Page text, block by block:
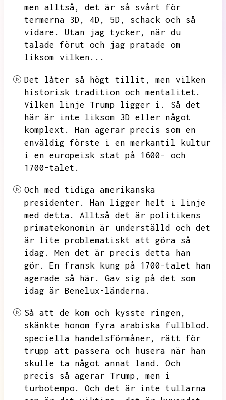
men alltså,
det är så svårt för
termerna 3D, 4D, 5D,
schack och så
vidare.
Utan jag tycker,
när du
talade förut och jag pratade om
liksom vilken...
Det låter så högt tillit,
men vilken
historisk tradition och mentalitet.
Vilken linje Trump ligger i.
Så det
här är inte liksom 3D eller något
komplext.
Han agerar precis som en
enväldig förste i en merkantil kultur
i en europeisk stat på 1600- och
1700-talet.
Och med tidiga amerikanska
presidenter.
Han ligger helt i linje
med detta.
Alltså det är politikens
primatekonomin är underställd och det
är lite problematiskt att göra så
idag.
Men det är precis detta han
gör.
En fransk kung på 1700-talet han
agerade så här.
Gav sig på det som
idag är Benelux-länderna.
Så att de kom och kysste ringen,
skänkte honom fyra arabiska fullblod.
speciella handelsförmåner,
rätt för
trupp att passera och husera när han
skulle ta något annat land.
Och
precis så agerar Trump, men i
turbotempo.
Och det är inte tullarna